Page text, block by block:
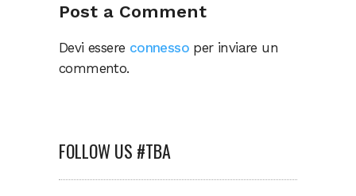
Post a Comment
Devi essere connesso per inviare un
commento.
FOLLOW US #TBA